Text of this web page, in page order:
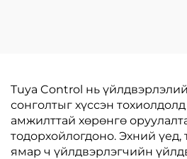
Tuya Control нь
сонголтыг хүссэн
амжилттай хөрөнгө
тодорхойлогдоно. Эхний үед,
ямар ч үйлдвэрлэгчийн